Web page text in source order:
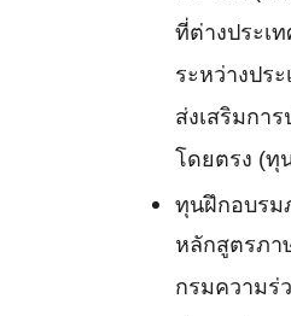
ที่ต่างประเ
ระหว่างปร
ส่งเสริมกา
โดยตรง (ทุ
ทุนฝึกอบรม
หลักสูตรภา
กรมความร่